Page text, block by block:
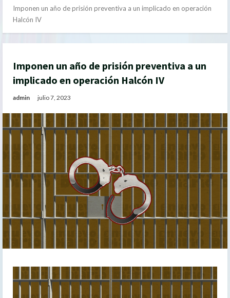
Imponen un año de prisión preventiva a un implicado en operación
Halcón IV
Imponen un año de prisión preventiva a un
implicado en operación Halcón IV
admin julio 7, 2023